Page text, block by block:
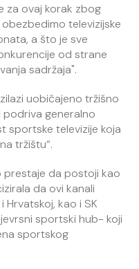
za ovaj korak zbog
televizijske
a što je sve
od strane
sadržaja".
uobičajeno tržišno
generalno
sportske televizije koja
tržištu“.
prestaje da postoji kao
da ovi kanali
Hrvatskoj, kao i SK
sportski hub- koji
sportskog